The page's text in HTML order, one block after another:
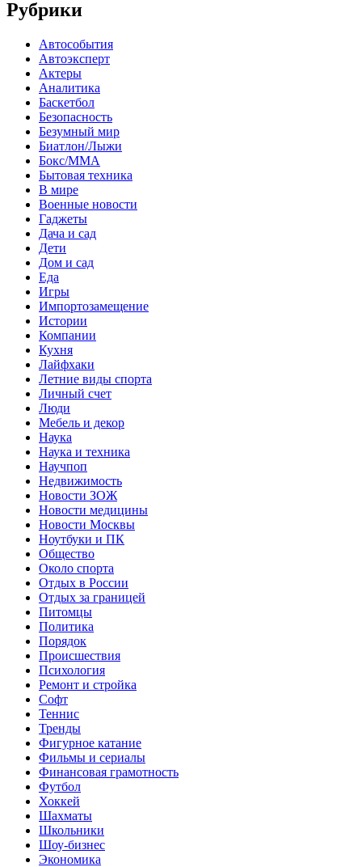
Рубрики
Автособытия
Автоэксперт
Актеры
Аналитика
Баскетбол
Безопасность
Безумный мир
Биатлон/Лыжи
Бокс/MMA
Бытовая техника
В мире
Военные новости
Гаджеты
Дача и сад
Дети
Дом и сад
Еда
Игры
Импортозамещение
Истории
Компании
Кухня
Лайфхаки
Летние виды спорта
Личный счет
Люди
Мебель и декор
Наука
Наука и техника
Научпоп
Недвижимость
Новости ЗОЖ
Новости медицины
Новости Москвы
Ноутбуки и ПК
Общество
Около спорта
Отдых в России
Отдых за границей
Питомцы
Политика
Порядок
Происшествия
Психология
Ремонт и стройка
Софт
Теннис
Тренды
Фигурное катание
Фильмы и сериалы
Финансовая грамотность
Футбол
Хоккей
Шахматы
Школьники
Шоу-бизнес
Экономика